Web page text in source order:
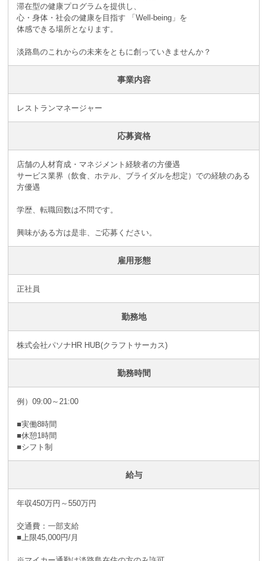
滞在型の健康プログラムを提供し、
心・身体・社会の健康を目指す 「Well-being」を
体感できる場所となります。
淡路島のこれからの未来をともに創っていきませんか？
事業内容
レストランマネージャー
応募資格
店舗の人材育成・マネジメント経験者の方優遇
サービス業界（飲食、ホテル、ブライダルを想定）での経験のある
方優遇
学歴、転職回数は不問です。
興味がある方は是非、ご応募ください。
雇用形態
正社員
勤務地
株式会社パソナHR HUB(クラフトサーカス)
勤務時間
例）09:00～21:00
■実働8時間
■休憩1時間
■シフト制
給与
年収450万円～550万円
交通費：一部支給
■上限45,000円/月